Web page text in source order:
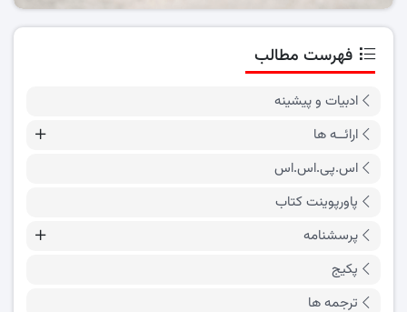
فهرست مطالب
ادبیات و پیشینه
ارائــه ها
اس.پی.اس.اس
پاورپوینت کتاب
پرسشنامه
پکیج
ترجمه ها